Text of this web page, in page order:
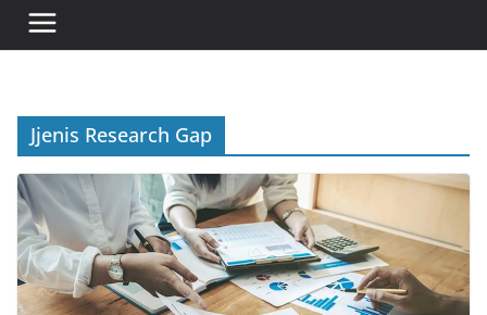
Jjenis Research Gap